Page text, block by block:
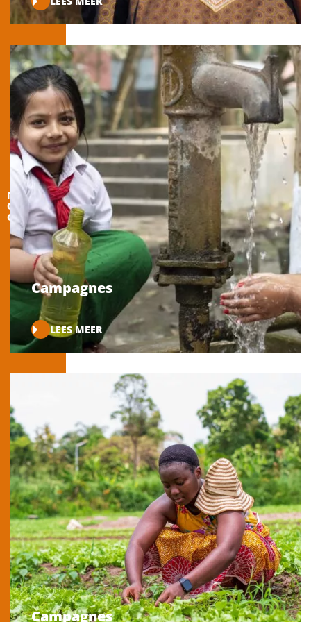
NEEM
CONTACT
OP
Campagnes
LEES MEER
Campagnes